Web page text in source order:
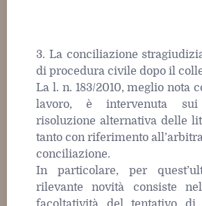
3. La conciliazione
di procedura civile dopo il
La l. n. 183/2010, meglio nota
lavoro, è intervenuta
risoluzione alternativa delle
tanto con riferimento
conciliazione.
In particolare, per
rilevante novità consiste